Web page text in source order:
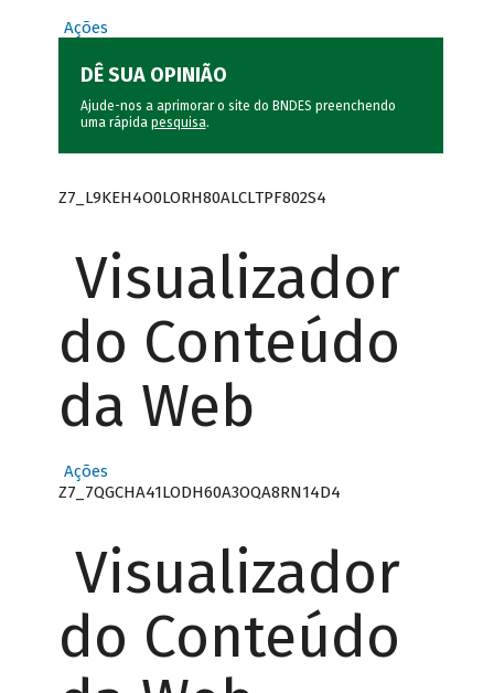
Ações
DÊ SUA OPINIÃO
Ajude-nos a aprimorar o site do BNDES preenchendo
uma rápida pesquisa.
Z7_L9KEH4O0LORH80ALCLTPF802S4
Visualizador
do Conteúdo
da Web
Ações
Z7_7QGCHA41LODH60A3OQA8RN14D4
Visualizador
do Conteúdo